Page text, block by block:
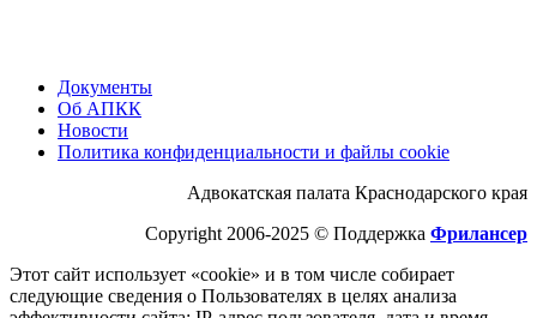
Документы
Об АПКК
Новости
Политика конфиденциальности и файлы cookie
Адвокатская палата Краснодарского края
Copyright 2006-2025 © Поддержка Фрилансер
Этот cайт использует «cookie» и в том числе собирает
следующие сведения о Пользователях в целях анализа